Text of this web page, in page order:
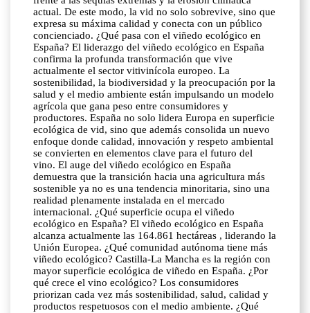
actual. De este modo, la vid no solo sobrevive, sino que
expresa su máxima calidad y conecta con un público
concienciado. ¿Qué pasa con el viñedo ecológico en
España? El liderazgo del viñedo ecológico en España
confirma la profunda transformación que vive
actualmente el sector vitivinícola europeo. La
sostenibilidad, la biodiversidad y la preocupación por la
salud y el medio ambiente están impulsando un modelo
agrícola que gana peso entre consumidores y
productores. España no solo lidera Europa en superficie
ecológica de vid, sino que además consolida un nuevo
enfoque donde calidad, innovación y respeto ambiental
se convierten en elementos clave para el futuro del
vino. El auge del viñedo ecológico en España
demuestra que la transición hacia una agricultura más
sostenible ya no es una tendencia minoritaria, sino una
realidad plenamente instalada en el mercado
internacional. ¿Qué superficie ocupa el viñedo
ecológico en España? El viñedo ecológico en España
alcanza actualmente las 164.861 hectáreas , liderando la
Unión Europea. ¿Qué comunidad autónoma tiene más
viñedo ecológico? Castilla-La Mancha es la región con
mayor superficie ecológica de viñedo en España. ¿Por
qué crece el vino ecológico? Los consumidores
priorizan cada vez más sostenibilidad, salud, calidad y
productos respetuosos con el medio ambiente. ¿Qué